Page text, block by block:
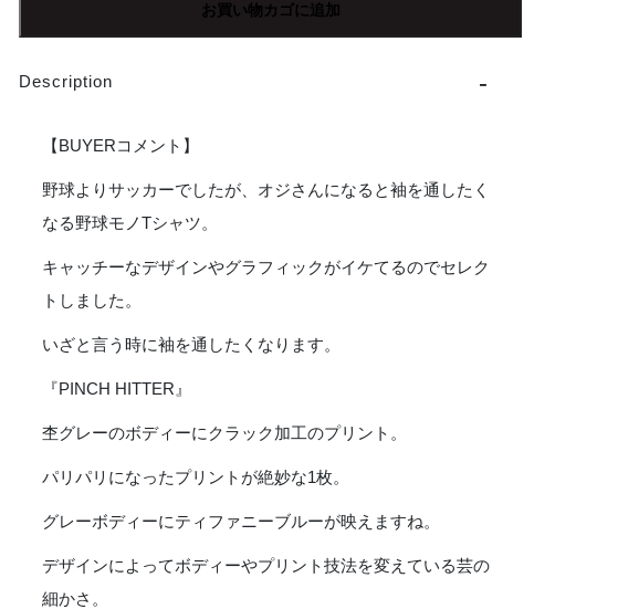
ャ
ク
Hitter
お買い物カゴに追加
Description
【BUYERコメント】
野球よりサッカーでしたが、オジさんになると袖を通したく
なる野球モノTシャツ。
キャッチーなデザインやグラフィックがイケてるのでセレク
トしました。
いざと言う時に袖を通したくなります。
『PINCH HITTER』
杢グレーのボディーにクラック加工のプリント。
パリパリになったプリントが絶妙な1枚。
グレーボディーにティファニーブルーが映えますね。
デザインによってボディーやプリント技法を変えている芸の
細かさ。